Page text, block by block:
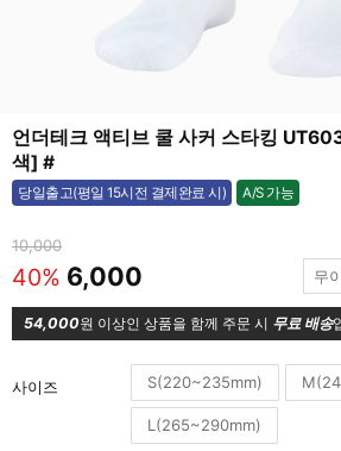
언더테크 액티브 쿨 사커 스타킹
색] #
당일출고(평일 15시전 결제완료 시) A/S 가능
가능
10,000
40% 6,000 무
54,000원 이상인 상품을 함께 주문 시 무료 배송
사이즈 S(220~235mm)
L(265~290mm)